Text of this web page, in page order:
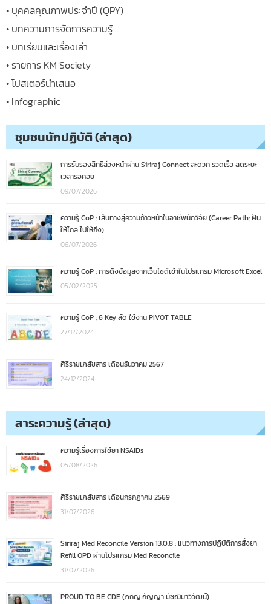
• บุคคลคุณภาพประจำปี (QPY)
• บทความการจัดการความรู้
• บทเรียนและเรื่องเล่า
• รายการ KM Society
• โปสเตอร์นำเสนอ
• Infographic
ชุมชนนักปฏิบัติ (ล่าสุด)
การรับรองสิทธิล่วงหน้าผ่าน Siriraj Connect สะดวก รวดเร็ว ลดระยะ
เวลารอคอย
09/07/2026
ความรู้ CoP : เส้นทางสู่ความก้าวหน้าในอาชีพนักวิจัย (Career Path: ฝัน
ให้ไกล ไปให้ถึง)
06/07/2026
ความรู้ CoP : การดึงข้อมูลจากเว็บไซต์เข้าในโปรแกรม Microsoft Excel
05/02/2025
ความรู้ CoP : 6 Key ลัด ใช้งาน PIVOT TABLE
27/12/2024
ศิริราชเภสัชสาร เดือนธันวาคม 2567
24/12/2024
สาระความรู้ (ล่าสุด)
ความรู้เรื่องการใช้ยา NSAIDs
05/08/2026
ศิริราชเภสัชสาร เดือนกรกฎาคม 2569
31/07/2026
Siriraj Med Reconcile Version 13.0.8 : แนวทางการปฏิบัติการสั่งยา
Refill OPD ผ่านโปรแกรม Med Reconcile
31/07/2026
PROUD TO BE CDE (ภกญ.กัญญา มัชฌิมาวิวัฒน์)